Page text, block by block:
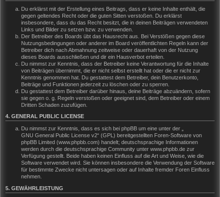
Du erklärst mit der Erstellung eines Beitrags, dass er keine Inhalte enthält, die
gegen geltendes Recht oder die guten Sitten verstoßen. Du erklärst
insbesondere, dass du das Recht besitzt, die in deinen Beiträgen verwendeten
Links und Bilder zu setzen bzw. zu verwenden.
Der Betreiber des Boards übt das Hausrecht aus. Bei Verstößen gegen diese
Nutzungsbedingungen oder anderer im Board veröffentlichten Regeln kann der
Betreiber dich nach Abmahnung zeitweise oder dauerhaft von der Nutzung
dieses Boards ausschließen und dir ein Hausverbot erteilen.
Du nimmst zur Kenntnis, dass der Betreiber keine Verantwortung für die Inhalte
von Beiträgen übernimmt, die er nicht selbst erstellt hat oder die er nicht zur
Kenntnis genommen hat. Du gestattest dem Betreiber, dein Benutzerkonto,
Beiträge und Funktionen jederzeit zu löschen oder zu sperren.
Du gestattest dem Betreiber darüber hinaus, deine Beiträge abzuändern, sofern
sie gegen o. g. Regeln verstoßen oder geeignet sind, dem Betreiber oder einem
Dritten Schaden zuzufügen.
4. GENERAL PUBLIC LICENSE
Du nimmst zur Kenntnis, dass es sich bei phpBB um eine unter der „
GNU General Public License v2“ (GPL) bereitgestellten Foren-Software von
phpBB Limited (www.phpbb.com) handelt; deutschsprachige Informationen
werden durch die deutschsprachige Community unter www.phpbb.de zur
Verfügung gestellt. Beide haben keinen Einfluss auf die Art und Weise, wie die
Software verwendet wird. Sie können insbesondere die Verwendung der Software
für bestimmte Zwecke nicht untersagen oder auf Inhalte fremder Foren Einfluss
nehmen.
5. GEWÄHRLEISTUNG